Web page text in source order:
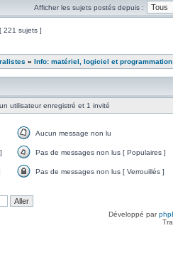
Afficher les sujets postés depuis :
[ 221 sujets ]
» Info: matériel, logiciel et programmation
utilisateur enregistré et 1 invité
message
Aucun message non lu
de
Populaires
Pas de messages non lus [ Populaires ]
messages
non
Pas de messages non lus [ Verrouillés ]
Développé par